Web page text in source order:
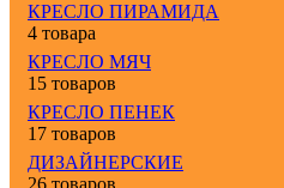
КРЕСЛО ПИРАМИДА
4 товара
КРЕСЛО МЯЧ
15 товаров
КРЕСЛО ПЕНЕК
17 товаров
ДИЗАЙНЕРСКИЕ
26 товаров